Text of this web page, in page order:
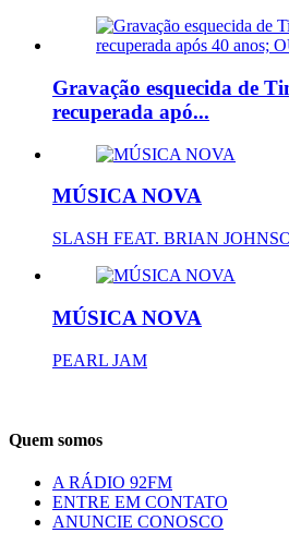
Gravação esquecida de
recuperada apó...
MÚSICA NOVA
SLASH FEAT. BRIAN
MÚSICA NOVA
PEARL JAM
Quem somos
A RÁDIO 92FM
ENTRE EM CONTATO
ANUNCIE CONOSCO